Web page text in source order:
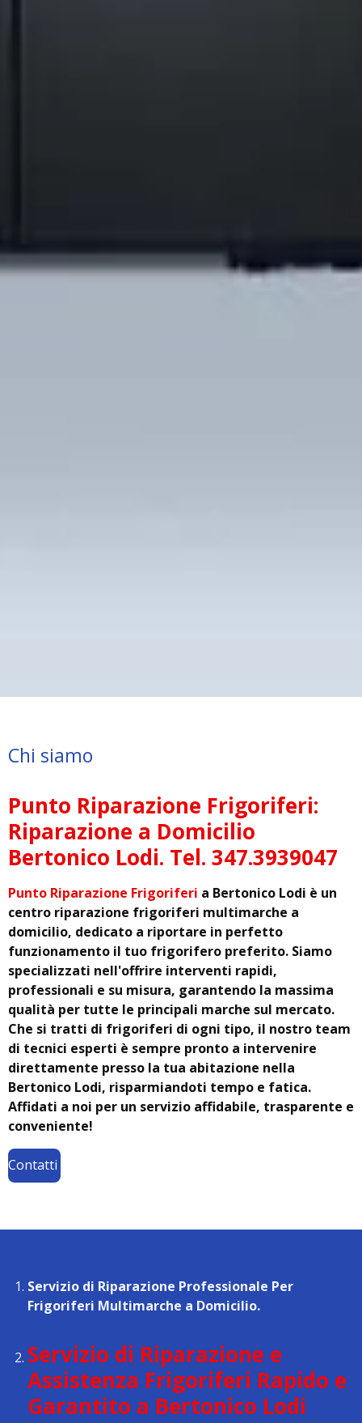
Chi siamo
Punto Riparazione Frigoriferi:
Riparazione a Domicilio
Bertonico Lodi. Tel. 347.3939047
Punto Riparazione Frigoriferi a Bertonico Lodi è un
centro riparazione frigoriferi multimarche a
domicilio, dedicato a riportare in perfetto
funzionamento il tuo frigorifero preferito. Siamo
specializzati nell'offrire interventi rapidi,
professionali e su misura, garantendo la massima
qualità per tutte le principali marche sul mercato.
Che si tratti di frigoriferi di ogni tipo, il nostro team
di tecnici esperti è sempre pronto a intervenire
direttamente presso la tua abitazione nella
Bertonico Lodi, risparmiandoti tempo e fatica.
Affidati a noi per un servizio affidabile, trasparente e
conveniente!
Contatti
Servizio di Riparazione Professionale Per
Frigoriferi Multimarche a Domicilio.
Servizio di Riparazione e
Assistenza Frigoriferi Rapido e
Garantito a Bertonico Lodi